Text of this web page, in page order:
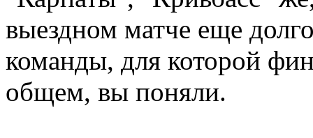
выездном матче еще
команды, для которой
общем, вы поняли.